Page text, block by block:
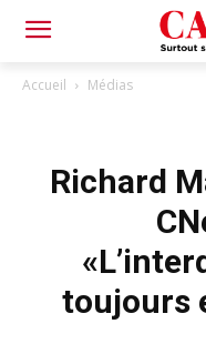
Accueil Médias
Richard
toujours